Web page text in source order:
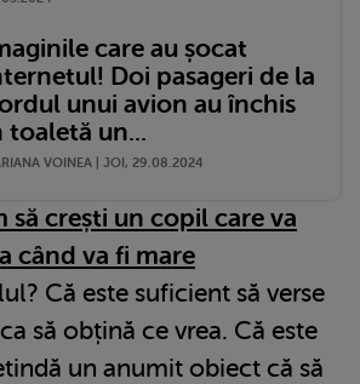
care au șocat
Doi pasageri de la
unui avion au închis
toaletă un...
VOINEA | JOI, 29.08.2024
să crești un copil care va
când va fi mare
Că este suficient să verse
să obțină ce vrea. Că este
un anumit obiect că să